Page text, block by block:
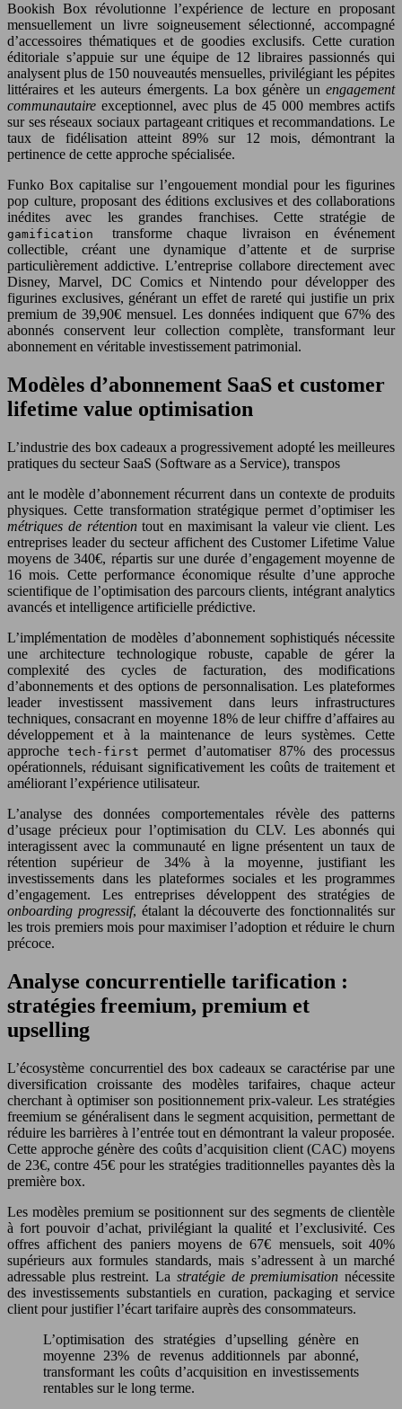
Bookish Box révolutionne l’expérience de lecture en proposant
mensuellement un livre soigneusement sélectionné, accompagné
d’accessoires thématiques et de goodies exclusifs. Cette curation
éditoriale s’appuie sur une équipe de 12 libraires passionnés qui
analysent plus de 150 nouveautés mensuelles, privilégiant les pépites
littéraires et les auteurs émergents. La box génère un engagement
communautaireexceptionnel, avec plus de 45 000 membres actifs
sur ses réseaux sociaux partageant critiques et recommandations. Le
taux de fidélisation atteint 89% sur 12 mois, démontrant la
pertinence de cette approche spécialisée.
Funko Box capitalise sur l’engouement mondial pour les figurines
pop culture, proposant des éditions exclusives et des collaborations
inédites avec les grandes franchises. Cette stratégie de
gamification transforme chaque livraison en événement
collectible, créant une dynamique d’attente et de surprise
particulièrement addictive. L’entreprise collabore directement avec
Disney, Marvel, DC Comics et Nintendo pour développer des
figurines exclusives, générant un effet de rareté qui justifie un prix
premium de 39,90€ mensuel. Les données indiquent que 67% des
abonnés conservent leur collection complète, transformant leur
abonnement en véritable investissement patrimonial.
Modèles d’abonnement SaaS et customer
lifetime value optimisation
L’industrie des box cadeaux a progressivement adopté les meilleures
pratiques du secteur SaaS (Software as a Service), transpos
ant le modèle d’abonnement récurrent dans un contexte de produits
physiques. Cette transformation stratégique permet d’optimiser les
métriques de rétentiontout en maximisant la valeur vie client. Les
entreprises leader du secteur affichent des Customer Lifetime Value
moyens de 340€, répartis sur une durée d’engagement moyenne de
16 mois. Cette performance économique résulte d’une approche
scientifique de l’optimisation des parcours clients, intégrant analytics
avancés et intelligence artificielle prédictive.
L’implémentation de modèles d’abonnement sophistiqués nécessite
une architecture technologique robuste, capable de gérer la
complexité des cycles de facturation, des modifications
d’abonnements et des options de personnalisation. Les plateformes
leader investissent massivement dans leurs infrastructures
techniques, consacrant en moyenne 18% de leur chiffre d’affaires au
développement et à la maintenance de leurs systèmes. Cette
approchetech-first
permet d’automatiser 87% des processus
opérationnels, réduisant significativement les coûts de traitement et
améliorant l’expérience utilisateur.
L’analyse des données comportementales révèle des patterns
d’usage précieux pour l’optimisation du CLV. Les abonnés qui
interagissent avec la communauté en ligne présentent un taux de
rétention supérieur de 34% à la moyenne, justifiant les
investissements dans les plateformes sociales et les programmes
d’engagement. Les entreprises développent des stratégies de
onboarding progressif, étalant la découverte des fonctionnalités sur
les trois premiers mois pour maximiser l’adoption et réduire le churn
précoce.
Analyse concurrentielle tarification :
stratégies freemium, premium et
upselling
L’écosystème concurrentiel des box cadeaux se caractérise par une
diversification croissante des modèles tarifaires, chaque acteur
cherchant à optimiser son positionnement prix-valeur. Les stratégies
freemium se généralisent dans le segment acquisition, permettant de
réduire les barrières à l’entrée tout en démontrant la valeur proposée.
Cette approche génère des coûts d’acquisition client (CAC) moyens
de 23€, contre 45€ pour les stratégies traditionnelles payantes dès la
première box.
Les modèles premium se positionnent sur des segments de clientèle
à fort pouvoir d’achat, privilégiant la qualité et l’exclusivité. Ces
offres affichent des paniers moyens de 67€ mensuels, soit 40%
supérieurs aux formules standards, mais s’adressent à un marché
adressable plus restreint. La stratégie de premiumisation nécessite
des investissements substantiels en curation, packaging et service
client pour justifier l’écart tarifaire auprès des consommateurs.
L’optimisation des stratégies d’upselling génère en
moyenne 23% de revenus additionnels par abonné,
transformant les coûts d’acquisition en investissements
rentables sur le long terme.